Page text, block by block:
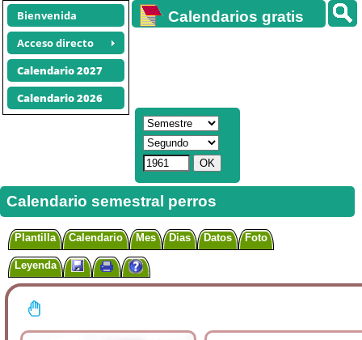
Bienvenida
Acceso directo
Calendario 2027
Calendario 2026
Calendarios gratis
Calendario semestral perros
Plantilla Calendario Mes Dias Datos Foto
Leyenda